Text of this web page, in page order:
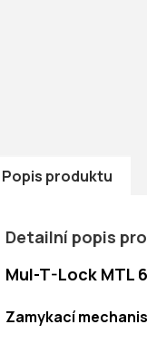
Popis produktu
Detailní popis
Mul-T-Lock MTL
Zamykací